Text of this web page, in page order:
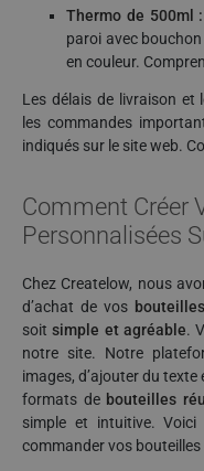
Thermo de 500ml :
paroi avec
en couleur.
Les délais de livraison et
les commandes
indiqués sur le site web.
Comment Créer
Personnalisées
Chez Createlow, nous
d’achat de vos
soitsimple et agréable.
notre site. Notre
images, d’ajouter du
formats de bouteilles
simple et intuitive.
commander vos bouteilles